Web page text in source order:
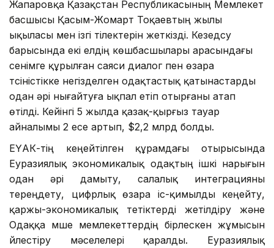
Жапаровқа Қазақстан Республикасының Мемлекет
басшысы Қасым-Жомарт Тоқаевтың жылы
ықыласы мен ізгі тілектерін жеткізді. Кезедсу
барысында екі елдің көшбасшылары арасындағы
сенімге құрылған саяси диалог пен өзара
түсіністікке негізделген одақтастық қатынастарды
одан әрі нығайтуға ықпал етіп отырғаны атап
өтілді. Кейінгі 5 жылда қазақ-қырғыз тауар
айналымы 2 есе артып, $2,2 млрд болды.
ЕҮАК-тің кеңейтілген құрамдағы отырысында
Еуразиялық экономикалық одақтың ішкі нарығын
одан әрі дамыту, салалық интеграцияны
тереңдету, цифрлық өзара іс-қимылды кеңейту,
қаржы-экономикалық тетіктерді жетілдіру және
Одаққа мүше мемлекеттердің бірлескен жұмысын
үйлестіру мәселелері қаралды. Еуразиялық